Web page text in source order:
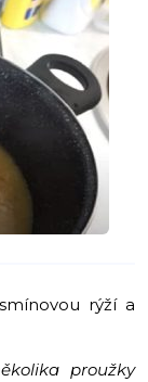
rýží a
proužky